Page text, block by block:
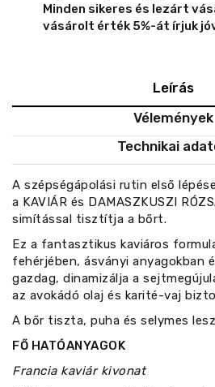
Minden sikeres és lezárt
vásárolt érték 5%-át írjuk
Leírás
Vélemények
Technikai
A szépségápolási rutin első
a KAVIÁR és DAMASZKUSZI
simítással tisztítja a bőrt.
Ez a fantasztikus kaviáros
fehérjében, ásványi anyagokban
gazdag, dinamizálja a
az avokádó olaj és karité-vaj
A bőr tiszta, puha és selymes
FŐ HATÓANYAGOK
Francia kaviár kivonat